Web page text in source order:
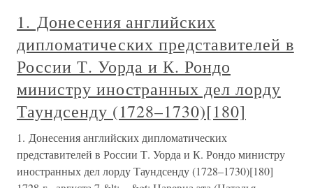
1. Донесения английских
дипломатических представителей в
России Т. Уорда и К. Рондо
министру иностранных дел лорду
Таундсенду (1728–1730)[180]
1. Донесения английских дипломатических
представителей в России Т. Уорда и К. Рондо министру
иностранных дел лорду Таундсенду (1728–1730)[180]